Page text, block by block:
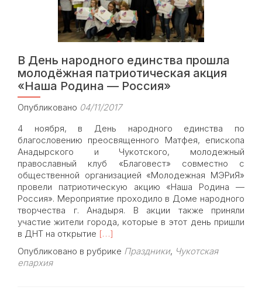
В День народного единства прошла
молодёжная патриотическая акция
«Наша Родина — Россия»
Опубликовано 04/11/2017
4 ноября, в День народного единства по
благословению преосвященного Матфея, епископа
Анадырского и Чукотского, молодежный
православный клуб «Благовест» совместно с
общественной организацией «Молодежная МЭРиЯ»
провели патриотическую акцию «Наша Родина —
Россия». Мероприятие проходило в Доме народного
творчества г. Анадыря. В акции также приняли
участие жители города, которые в этот день пришли
в ДНТ на открытие Read
about
[…]
Опубликовано в рубрике Праздники, Чукотская
епархия